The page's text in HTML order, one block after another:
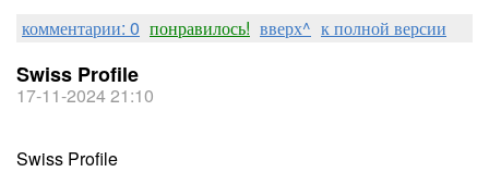
комментарии: 0 понравилось! вверх^ к полной версии
Swiss Profile
17-11-2024 21:10
Swiss Profile